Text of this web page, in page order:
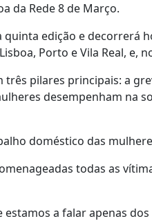
da Rede 8 de Março.
edição e decorrerá
Porto e Vila Real, e,
pilares principais: a
desempenham na
doméstico das
todas as
a falar apenas